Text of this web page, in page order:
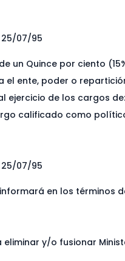
25/07/95
de un Quince por
el ente, poder o
ejercicio de los cargos
calificado como
25/07/95
informará en los
a eliminar y/o fusionar